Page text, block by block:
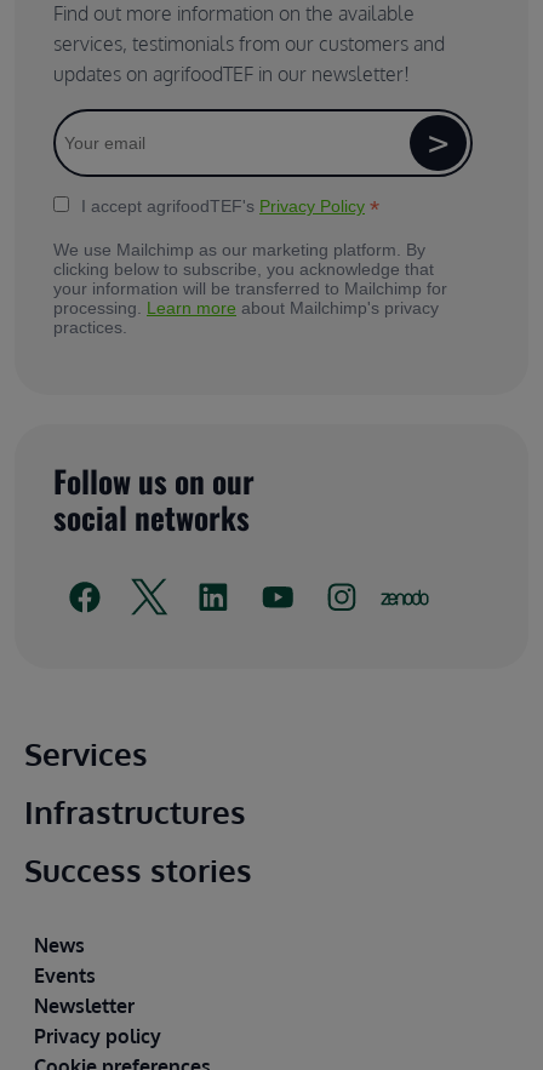
Find out more information on the available
services, testimonials from our customers and
updates on agrifoodTEF in our newsletter!
I accept agrifoodTEF's Privacy Policy *
We use Mailchimp as our marketing platform. By
clicking below to subscribe, you acknowledge that
your information will be transferred to Mailchimp for
processing. Learn more about Mailchimp's privacy
practices.
Follow us on our
social networks
Pied de page principal
Services
Infrastructures
Success stories
Pied de page
News
Events
Newsletter
Privacy policy